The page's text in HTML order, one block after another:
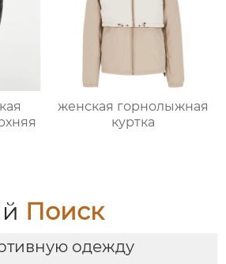
женская горнолыжная
куртка
Поиск
одежду